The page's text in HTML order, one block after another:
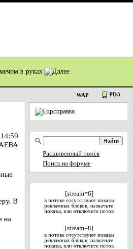
в руках
WAP PDA
В
на
Расширенный поиск
Поиск на форуме
[stream=6]
в потоке отсутствуют показы
рекламных блоков, назначьте
показы, или отключите поток
[stream=8]
в потоке отсутствуют показы
рекламных блоков, назначьте
показы, или отключите поток